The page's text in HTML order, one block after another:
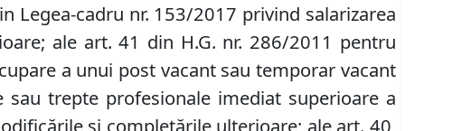
Legea-cadru nr. 153/2017 privind salarizarea
ale art. 41 din H.G. nr. 286/2011 pentru
a unui post vacant sau temporar vacant
trepte profesionale imediat superioare a
şi completările ulterioare; ale art. 40,